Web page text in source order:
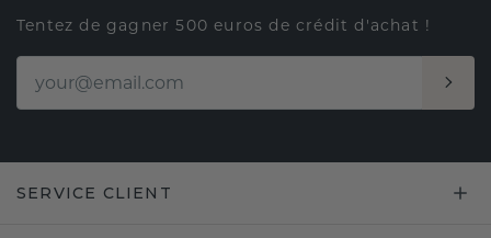
Tentez de gagner 500 euros de crédit d'achat !
SERVICE CLIENT